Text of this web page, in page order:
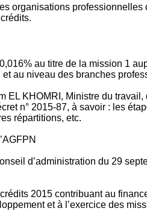
professionnelles
au titre de la mission 1
niveau des branches
KHOMRI, Ministre du
n° 2015-87, à savoir : les
répartitions, etc.
d’administration du 29
2015 contribuant au
et à l’exercice des